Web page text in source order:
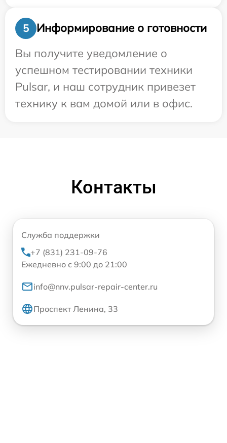
5
Информирование о готовности
Вы получите уведомление о
успешном тестировании техники
Pulsar, и наш сотрудник привезет
технику к вам домой или в офис.
Контакты
Служба поддержки
+7 (831) 231-09-76
Ежедневно с 9:00 до 21:00
info@nnv.pulsar-repair-center.ru
Проспект Ленина, 33